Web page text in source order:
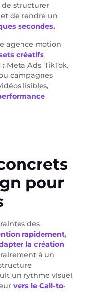
de structurer
de rendre un
secondes.
agence motion
créatifs
: Meta Ads, TikTok,
campagnes
lisibles,
pour
des
rapidement,
la création
à un
un rythme visuel
vers le Call-to-